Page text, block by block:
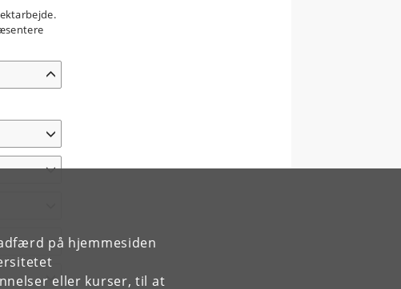
på hjemmesiden
eller kurser, til at